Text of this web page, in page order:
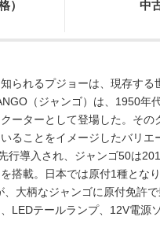
）
中
られるプジョーは、現存する
（ジャンゴ）は、1950年
ーターとして登場した。その
ることをイメージしたバリエ
行導入され、ジャンゴ50は
搭載。日本では原付1種とな
大柄なジャンゴに原付免許
LEDテールランプ、12V電源